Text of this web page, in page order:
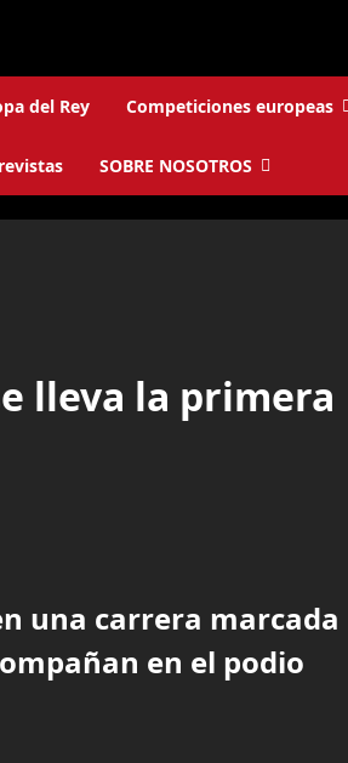
del Rey Competiciones europeas
SOBRE NOSOTROS
lleva la primera
una carrera marcada
en el podio